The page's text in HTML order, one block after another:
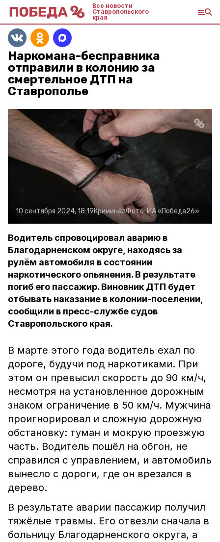
Все новости
Ставропольского
края
Наркомана-бесправника
отправили в колонию за
смертельное ДТП на
Ставрополье
10 сентября 2024, 18:19КриминалФото:ИА «Победа26»
Водитель спровоцировал аварию в
Благодарненском округе, находясь за
рулём автомобиля в состоянии
наркотического опьянения. В результате
погиб его пассажир. Виновник ДТП будет
отбывать наказание в колонии-поселении,
сообщили в пресс-службе судов
Ставропольского края.
В марте этого года водитель ехал по
дороге, будучи под наркотиками. При
этом он превысил скорость до 90 км/ч,
несмотря на установленное дорожным
знаком ограничение в 50 км/ч. Мужчина
проигнорировал и сложную дорожную
обстановку: туман и мокрую проезжую
часть. Водитель пошёл на обгон, не
справился с управлением, и автомобиль
вынесло с дороги, где он врезался в
дерево.
В результате аварии пассажир получил
тяжёлые травмы. Его отвезли сначала в
больницу Благодарненского округа, а